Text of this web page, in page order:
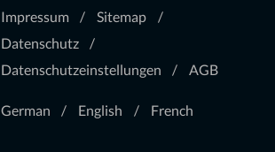
Impressum
Sitemap
Datenschutz
Datenschutzeinstellungen
AGB
German English French